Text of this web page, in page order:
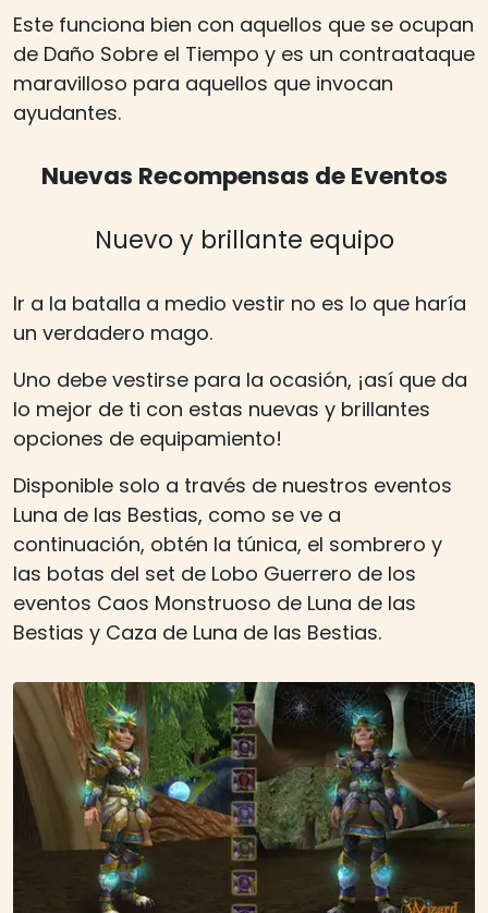
Este funciona bien con aquellos que se ocupan
de Daño Sobre el Tiempo y es un contraataque
maravilloso para aquellos que invocan
ayudantes.
Nuevas Recompensas de Eventos
Nuevo y brillante equipo
Ir a la batalla a medio vestir no es lo que haría
un verdadero mago.
Uno debe vestirse para la ocasión, ¡así que da
lo mejor de ti con estas nuevas y brillantes
opciones de equipamiento!
Disponible solo a través de nuestros eventos
Luna de las Bestias, como se ve a
continuación, obtén la túnica, el sombrero y
las botas del set de Lobo Guerrero de los
eventos Caos Monstruoso de Luna de las
Bestias y Caza de Luna de las Bestias.